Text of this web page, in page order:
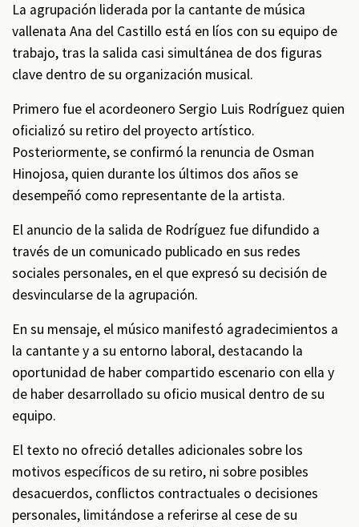
La agrupación liderada por la cantante de música
vallenata Ana del Castillo está en líos con su equipo de
trabajo, tras la salida casi simultánea de dos figuras
clave dentro de su organización musical.
Primero fue el acordeonero Sergio Luis Rodríguez quien
oficializó su retiro del proyecto artístico.
Posteriormente, se confirmó la renuncia de Osman
Hinojosa, quien durante los últimos dos años se
desempeñó como representante de la artista.
El anuncio de la salida de Rodríguez fue difundido a
través de un comunicado publicado en sus redes
sociales personales, en el que expresó su decisión de
desvincularse de la agrupación.
En su mensaje, el músico manifestó agradecimientos a
la cantante y a su entorno laboral, destacando la
oportunidad de haber compartido escenario con ella y
de haber desarrollado su oficio musical dentro de su
equipo.
El texto no ofreció detalles adicionales sobre los
motivos específicos de su retiro, ni sobre posibles
desacuerdos, conflictos contractuales o decisiones
personales, limitándose a referirse al cese de su